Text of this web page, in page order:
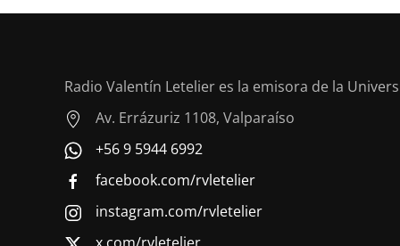
Radio Valentín Letelier es la emisora de la
Av. Errázuriz 1108, Valparaíso
+56 9 5944 6992
facebook.com/rvletelier
instagram.com/rvletelier